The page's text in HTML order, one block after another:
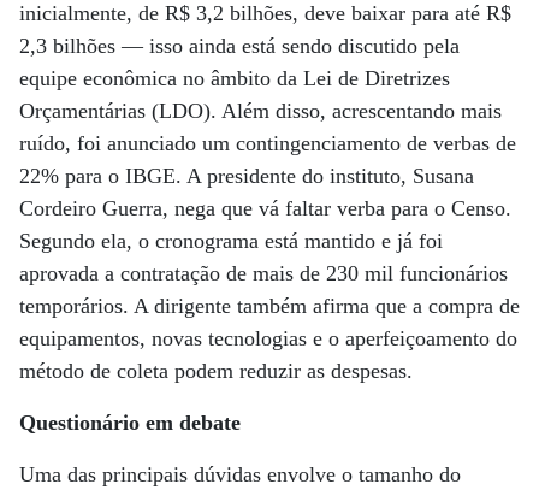
inicialmente, de R$ 3,2 bilhões, deve baixar para até R$
2,3 bilhões — isso ainda está sendo discutido pela
equipe econômica no âmbito da Lei de Diretrizes
Orçamentárias (LDO). Além disso, acrescentando mais
ruído, foi anunciado um contingenciamento de verbas de
22% para o IBGE. A presidente do instituto, Susana
Cordeiro Guerra, nega que vá faltar verba para o Censo.
Segundo ela, o cronograma está mantido e já foi
aprovada a contratação de mais de 230 mil funcionários
temporários. A dirigente também afirma que a compra de
equipamentos, novas tecnologias e o aperfeiçoamento do
método de coleta podem reduzir as despesas.
Questionário em debate
Uma das principais dúvidas envolve o tamanho do